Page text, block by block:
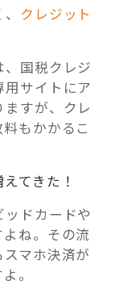
クレジット
国税クレジ
用サイトにア
すが、クレ
もかかるこ
てきた！
ドカードや
ね。その流
マホ決済が
。